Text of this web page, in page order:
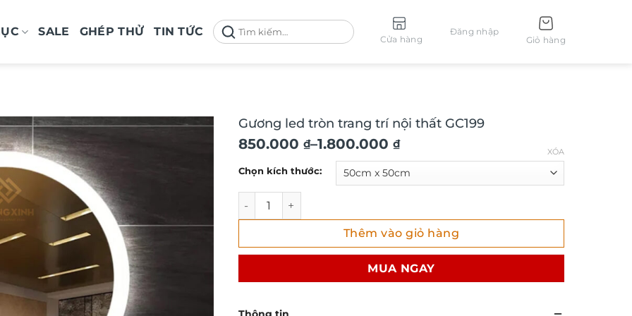
SALE GHÉP THỬ TIN TỨC
Tìm
kiếm:
Cửa hàng
Đăng nhập
Giỏ hàng
Gương led tròn trang trí nội thất GC199
850.000 ₫–1.800.000 ₫
Khoảng
giá:
850.000 ₫
1.800.000 ₫
Chọn kích thước:
XÓA
Gương led tròn trang trí nội thất GC199 số lượng
Thêm vào giỏ hàng
MUA NGAY